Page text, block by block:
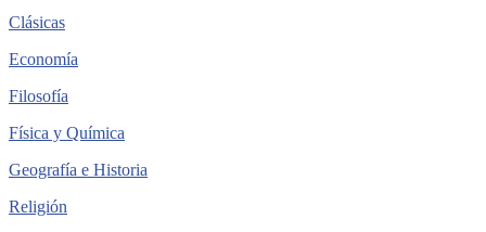
Clásicas
Economía
Filosofía
Física y Química
Geografía e Historia
Religión